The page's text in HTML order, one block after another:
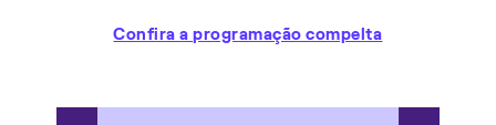
Confira a programação compelta